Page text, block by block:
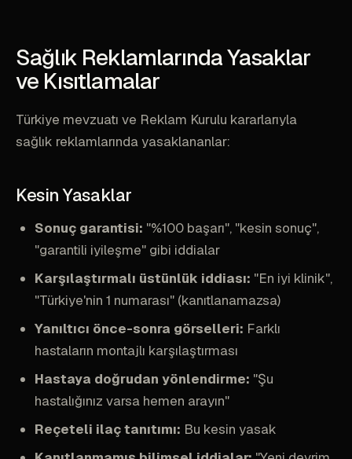
Sağlık Reklamlarında Yasaklar
ve Kısıtlamalar
Türkiye mevzuatı ve Reklam Kurulu kararlarıyla
sağlık reklamlarında yasaklananlar:
Kesin Yasaklar
Sonuç garantisi: "%100 başarı", "kesin sonuç",
"garantili iyileşme" gibi iddialar
Karşılaştırmalı üstünlük iddiası: "En iyi klinik",
"Türkiye'nin 1 numarası" (kanıtlanamazsa)
Yanıltıcı önce-sonra görselleri: Farklı
hastaların montajlı karşılaştırması
Hastaya doğrudan yönlendirme: "Şu
hastalığınız varsa hemen arayın"
Reçeteli ilaç tanıtımı: Bu kesin yasak